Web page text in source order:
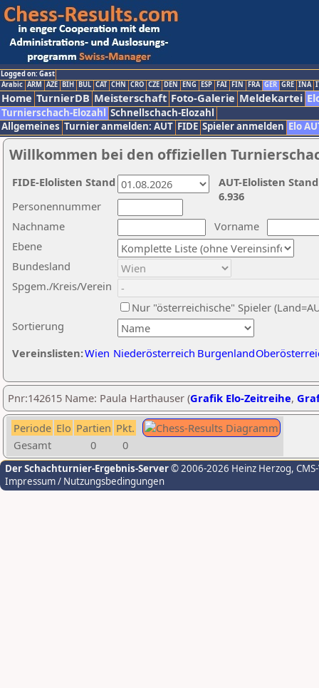
Logged on: Gast
Arabic ARM AZE BIH BUL CAT CHN CRO CZE DEN ENG ESP FAI FIN FRA GER GRE INA
Home TurnierDB Meisterschaft Foto-Galerie Meldekartei
Turnierschach-Elozahl Schnellschach-Elozahl
Allgemeines Turnier anmelden: AUT FIDE Spieler anmelden Elo
Willkommen bei den offiziellen
Nachname
Vorname
Ebene
Sortierung
Personennummer
Bundesland
Spgem./Kreis/Verein
Nur "österreichische" Spieler
Vereinslisten:Wien Niederösterreich Burgenland
AUT-Elolisten
6.936
FIDE-Elolisten Stand
Pnr:142615 Name: Paula Harthauser (Grafik Elo-Zeitreihe,
Periode Elo Partien Pkt.
Gesamt
0 0
Der Schachturnier-Ergebnis-Server© 2006-2026 Heinz Herzog,
Impressum / Nutzungsbedingungen